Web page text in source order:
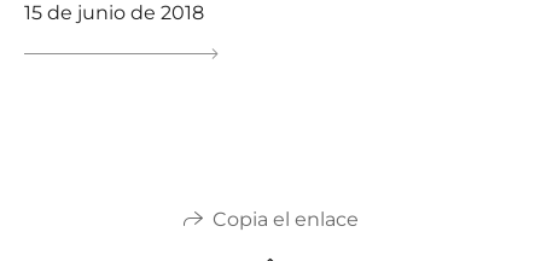
15 de junio de 2018
Copia el enlace